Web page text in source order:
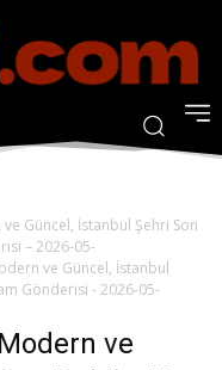
ve Güncel, İstanbul Şehri Son
– 2026-05-
ve Güncel, İstanbul
Gönderisi - 2026-05-
Modern ve